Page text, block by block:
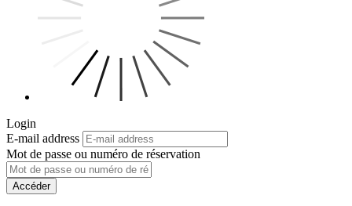
Login
E-mail address
Mot de passe ou numéro de réservation
Accéder